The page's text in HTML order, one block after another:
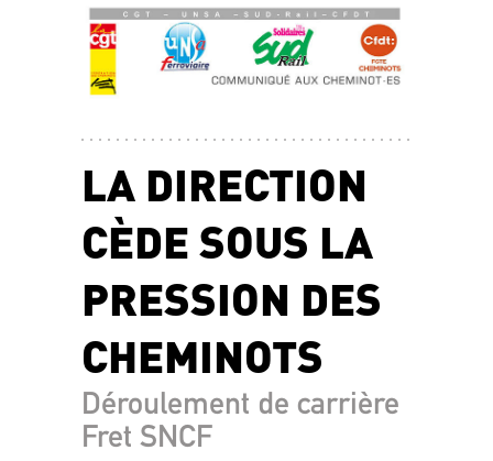
LA DIRECTION
CÈDE SOUS LA
PRESSION DES
CHEMINOTS
Déroulement de carrière
Fret SNCF